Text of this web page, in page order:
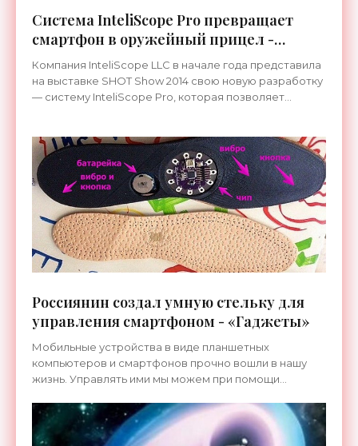
Система InteliScope Pro превращает
смартфон в оружейный прицел -
«Гаджеты»
Компания InteliScope LLC в начале года представила
на выставке SHOT Show 2014 свою новую разработку
— систему InteliScope Pro, которая позволяет
Россиянин создал умную стельку для
управления смартфоном - «Гаджеты»
Мобильные устройства в виде планшетных
компьютеров и смартфонов прочно вошли в нашу
жизнь. Управлять ими мы можем при помощи
популярных нынче смарт-часов.